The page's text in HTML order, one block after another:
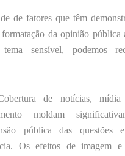
de fatores que têm
da opinião pública
tema sensível, podemos
de notícias,
moldam
pública das questões
Os efeitos de imagem